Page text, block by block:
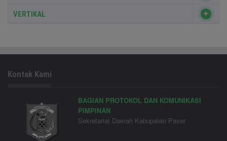
VERTIKAL
Kontak Kami
BAGIAN PROTOKOL DAN KOMUNIKASI
PIMPINAN
Sekretariat Daerah Kabupaten Paser